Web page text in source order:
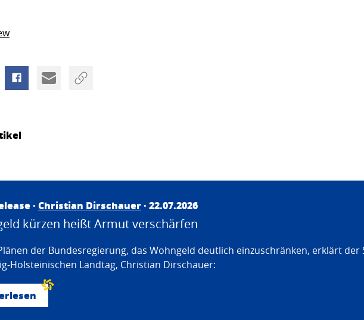
· Christian Dirschauer· 22.07.2026
kürzen heißt Armut verschärfen
der Bundesregierung, das Wohngeld deutlich einzuschränken, erklärt der
Holsteinischen Landtag, Christian Dirschauer: